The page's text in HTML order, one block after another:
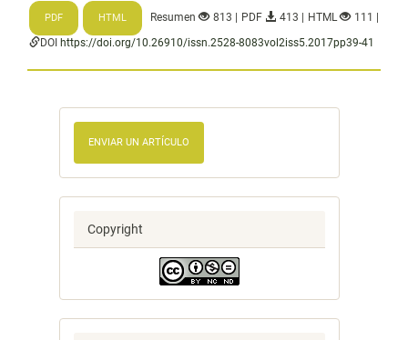
PDF HTML Resumen 813 | PDF 413 | HTML
111 |
DOI https://doi.org/10.26910/issn.2528-8083vol2iss5.2017pp39-41
ENVIAR UN ARTÍCULO
Copyright